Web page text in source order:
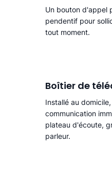
Un bouton d'appel
pendentif pour
tout moment.
Boîtier de
Installé au
communication
plateau d'écoute,
parleur.